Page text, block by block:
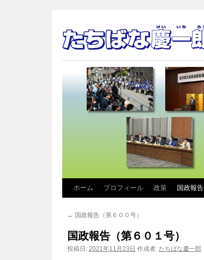
ン
ホーム プロフィール 政策 国政報告
← 国政報告（第６００号）
国政報告（第６０１号）
投稿日: 2021年11月23日 作成者: たちばな慶一郎